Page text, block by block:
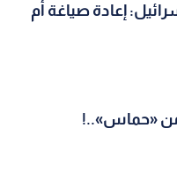
إعادة صياغة أم
«حماس»..!